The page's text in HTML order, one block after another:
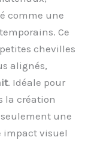
comme une
Ce
chevilles
alignés,
. Idéale pour
la création
une
impact visuel